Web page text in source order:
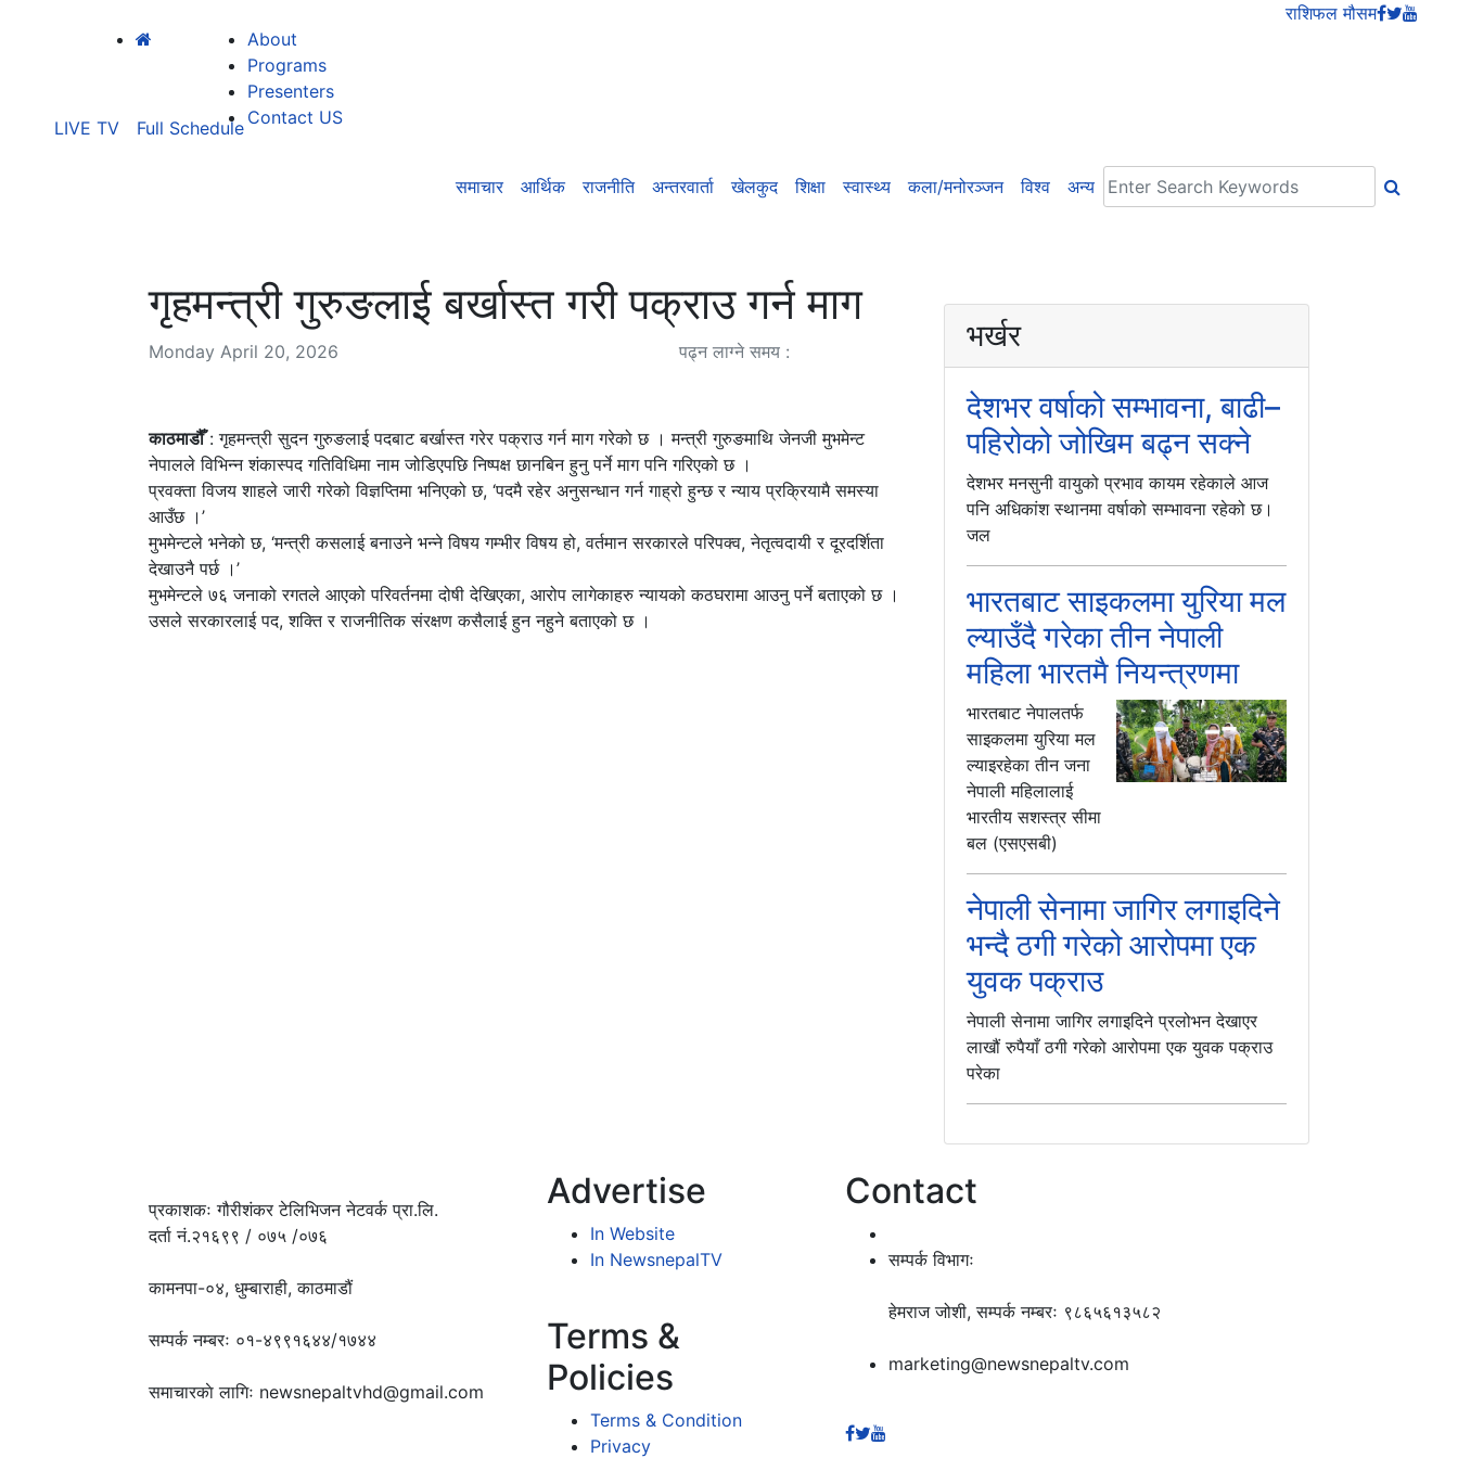
राशिफल मौसम
About
Programs
Presenters
Contact US
समाचार आर्थिक राजनीति अन्तरवार्ता खेलकुद शिक्षा स्वास्थ्य कला/मनोरञ्जन विश्व अन्य
LIVE TV Full Schedule
गृहमन्त्री गुरुङलाई बर्खास्त गरी पक्राउ गर्न माग
Monday April 20, 2026 पढ्न लाग्ने समय :
काठमाडौँ: गृहमन्त्री सुदन गुरुङलाई पदबाट बर्खास्त गरेर पक्राउ गर्न माग गरेको छ । मन्त्री गुरुङमाथि जेनजी मुभमेन्ट
नेपालले विभिन्न शंकास्पद गतिविधिमा नाम जोडिएपछि निष्पक्ष छानबिन हुनु पर्ने माग पनि गरिएको छ ।
प्रवक्ता विजय शाहले जारी गरेको विज्ञप्तिमा भनिएको छ, ‘पदमै रहेर अनुसन्धान गर्न गाह्रो हुन्छ र न्याय प्रक्रियामै समस्या
आउँछ ।’
मुभमेन्टले भनेको छ, ‘मन्त्री कसलाई बनाउने भन्ने विषय गम्भीर विषय हो, वर्तमान सरकारले परिपक्व, नेतृत्वदायी र दूरदर्शिता
देखाउनै पर्छ ।’
मुभमेन्टले ७६ जनाको रगतले आएको परिवर्तनमा दोषी देखिएका, आरोप लागेकाहरु न्यायको कठघरामा आउनु पर्ने बताएको छ ।
उसले सरकारलाई पद, शक्ति र राजनीतिक संरक्षण कसैलाई हुन नहुने बताएको छ ।
भर्खर
देशभर वर्षाको सम्भावना, बाढी–
पहिरोको जोखिम बढ्न सक्ने
देशभर मनसुनी वायुको प्रभाव कायम रहेकाले आज
पनि अधिकांश स्थानमा वर्षाको सम्भावना रहेको छ।
जल
भारतबाट साइकलमा युरिया मल
ल्याउँदै गरेका तीन नेपाली
महिला भारतमै नियन्त्रणमा
भारतबाट नेपालतर्फ
साइकलमा युरिया मल
ल्याइरहेका तीन जना
नेपाली महिलालाई
भारतीय सशस्त्र सीमा
बल (एसएसबी)
नेपाली सेनामा जागिर लगाइदिने
भन्दै ठगी गरेको आरोपमा एक
युवक पक्राउ
नेपाली सेनामा जागिर लगाइदिने प्रलोभन देखाएर
लाखौं रुपैयाँ ठगी गरेको आरोपमा एक युवक पक्राउ
परेका
प्रकाशकः गौरीशंकर टेलिभिजन नेटवर्क प्रा.लि.
दर्ता नं.२१६९९ / ०७५ /०७६
कामनपा-०४, धुम्बाराही, काठमाडौं
सम्पर्क नम्बरः ०१-४९९१६४४/१७४४
समाचारकाे लागिः newsnepaltvhd@gmail.com
Advertise
In Website
In NewsnepalTV
Terms &
Policies
Terms & Condition
Privacy
Contact
सम्पर्क विभागः
हेमराज जोशी, सम्पर्क नम्बरः ९८६५६१३५८२
marketing@newsnepaltv.com